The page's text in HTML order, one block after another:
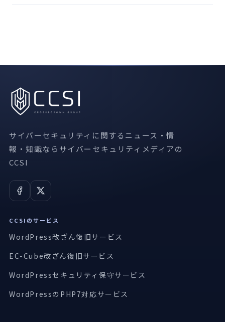
サイバーセキュリティに関するニュース・情
報・知識ならサイバーセキュリティメディアの
CCSI
CCSIのサービス
WordPress改ざん復旧サービス
EC-Cube改ざん復旧サービス
WordPressセキュリティ保守サービス
WordPressのPHP7対応サービス